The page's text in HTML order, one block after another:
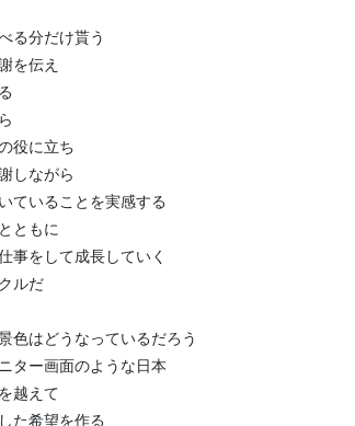
る分だけ貰う
を伝え
役に立ち
しながら
ていることを実感する
ともに
事をして成長していく
ルだ
色はどうなっているだろう
ター画面のような日本
越えて
た希望を作る